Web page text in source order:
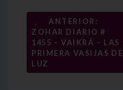
Navegación
de
entradas
←
ANTERIOR:
ZOHAR DIARIO #
1455 – VAIKRÁ – LAS
PRIMERA VASIJAS DE
LUZ